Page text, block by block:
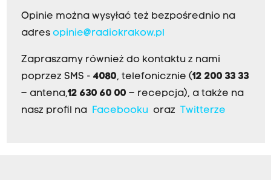
Opinie można wysyłać też bezpośrednio na
adres opinie@radiokrakow.pl
Zapraszamy również do kontaktu z nami
poprzez SMS - 4080, telefonicznie (12 200 33 33
– antena,12 630 60 00 – recepcja), a także na
nasz profil na Facebookuoraz Twitterze